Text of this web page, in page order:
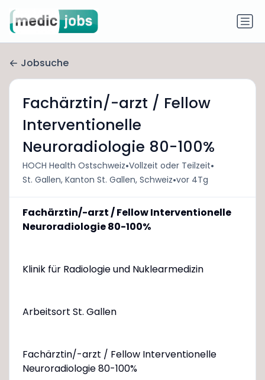
Jobsuche
Fachärztin/-arzt / Fellow
Interventionelle
Neuroradiologie 80-100%
HOCH Health Ostschweiz•Vollzeit oder Teilzeit•
St. Gallen, Kanton St. Gallen, Schweiz•vor 4Tg
Fachärztin/-arzt / Fellow Interventionelle
Neuroradiologie 80-100%
Klinik für Radiologie und Nuklearmedizin
Arbeitsort St. Gallen
Fachärztin/-arzt / Fellow Interventionelle
Neuroradiologie 80-100%